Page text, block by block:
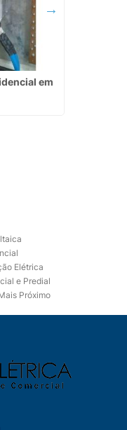
em
Elétrica
e Predial
Próximo